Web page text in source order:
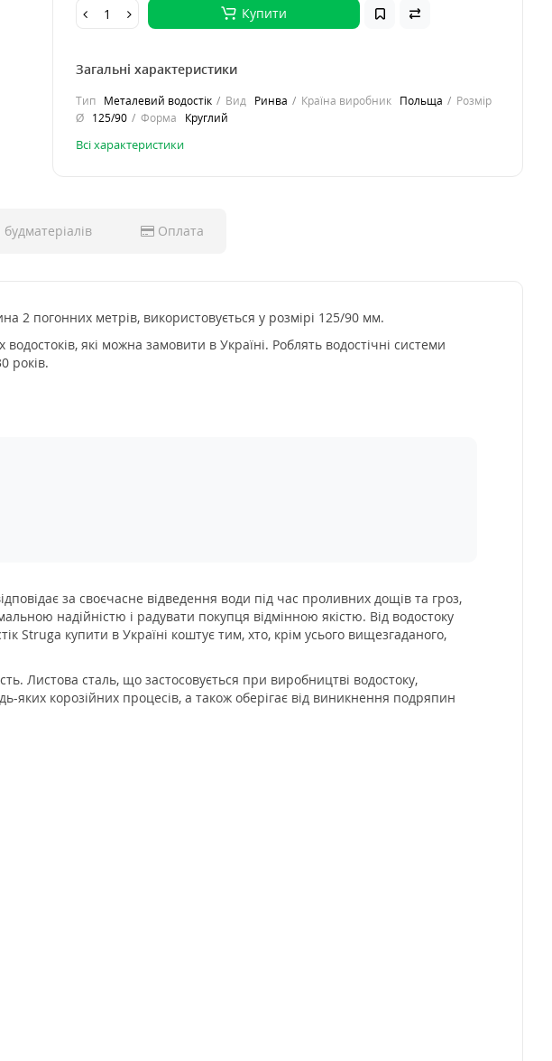
Купити
Загальні характеристики
Тип Металевий водостік Вид Ринва Країна виробник Польща
Розмір
Ø 125/90 Форма Круглий
Всі характеристики
Оплата
2 погонних метрів, використовується у розмірі 125/90 мм.
які можна замовити в Україні. Роблять водостічні системи
років.
за своєчасне відведення води під час проливних дощів та гроз,
надійністю і радувати покупця відмінною якістю. Від водостоку
Struga купити в Україні коштує тим, хто, крім усього вищезгаданого,
Листова сталь, що застосовується при виробництві водостоку,
корозійних процесів, а також оберігає від виникнення подряпин